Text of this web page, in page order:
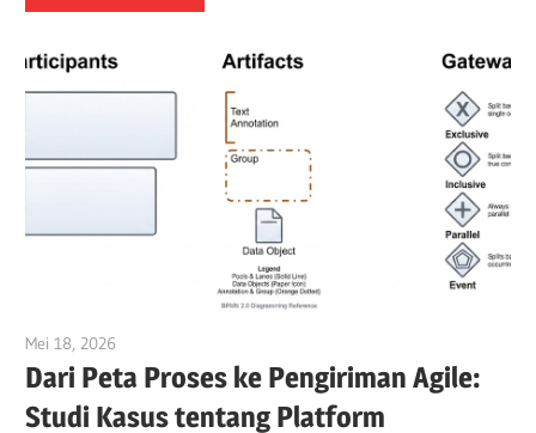
Mei 18, 2026
Dari Peta Proses ke Pengiriman Agile:
Studi Kasus tentang Platform